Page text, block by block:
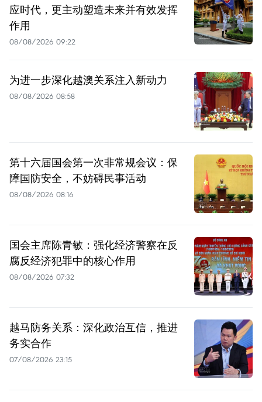
应时代，更主动塑造未来并有效发挥
作用
08/08/2026 09:22
为进一步深化越澳关系注入新动力
08/08/2026 08:58
第十六届国会第一次非常规会议：保
障国防安全，不妨碍民事活动
08/08/2026 08:16
国会主席陈青敏：强化经济警察在反
腐反经济犯罪中的核心作用
08/08/2026 07:32
越马防务关系：深化政治互信，推进
务实合作
07/08/2026 23:15